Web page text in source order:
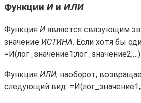
Функции И и ИЛИ
Функция И является связующим
значение ИСТИНА. Если хотя бы
Функция ИЛИ, наоборот,
следующий вид: